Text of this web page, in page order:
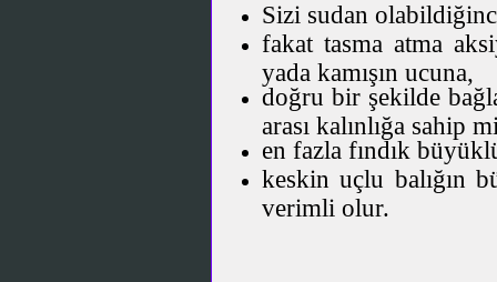
Sizi sudan
fakat tasma atma
yada kamışın ucuna,
doğru bir şekilde
arası kalınlığa sahip
en fazla fındık
keskin uçlu balığın
verimli olur.